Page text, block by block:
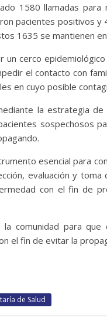
1580 llamadas
pacientes positivos y
1635 se mantienen
cerco
el contacto con
en cuyo posible
la estrategia
sospechosos
esencial para
evaluación y toma
con el fin de
comunidad para
el fin de evitar la
de Salud